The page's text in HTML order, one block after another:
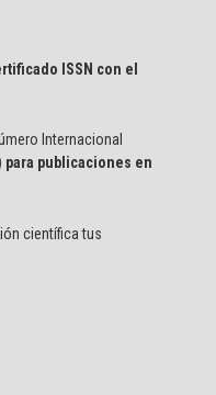
ISSN con el
Internacional
para publicaciones en
científica tus